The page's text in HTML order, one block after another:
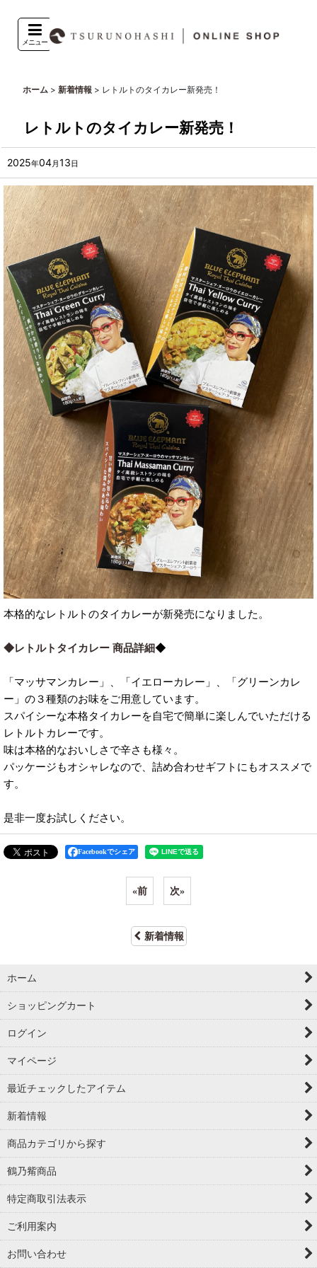
メニュー
ホーム > 新着情報 > レトルトのタイカレー新発売！
レトルトのタイカレー新発売！
2025年04月13日
本格的なレトルトのタイカレーが新発売になりました。
◆レトルトタイカレー 商品詳細◆
「マッサマンカレー」、「イエローカレー」、「グリーンカレ
ー」の３種類のお味をご用意しています。
スパイシーな本格タイカレーを自宅で簡単に楽しんでいただける
レトルトカレーです。
味は本格的なおいしさで辛さも様々。
パッケージもオシャレなので、詰め合わせギフトにもオススメで
す。
是非一度お試しください。
Facebookでシェア
«前 次»
新着情報
ホーム
ショッピングカート
ログイン
マイページ
最近チェックしたアイテム
新着情報
商品カテゴリから探す
鶴乃觜商品
特定商取引法表示
ご利用案内
お問い合わせ